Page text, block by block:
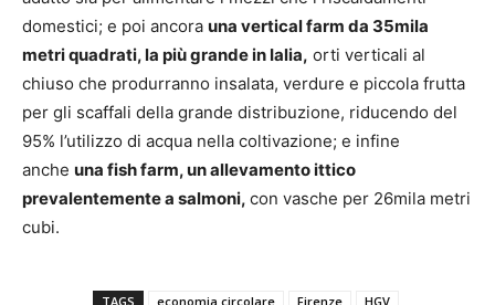
domestici; e poi ancora una vertical farm da 35mila
metri quadrati, la più grande in Ialia, orti verticali al
chiuso che produrranno insalata, verdure e piccola frutta
per gli scaffali della grande distribuzione, riducendo del
95% l’utilizzo di acqua nella coltivazione; e infine
anche una fish farm, un allevamento ittico
prevalentemente a salmoni, con vasche per 26mila metri
cubi.
TAGS economia circolare Firenze HGV